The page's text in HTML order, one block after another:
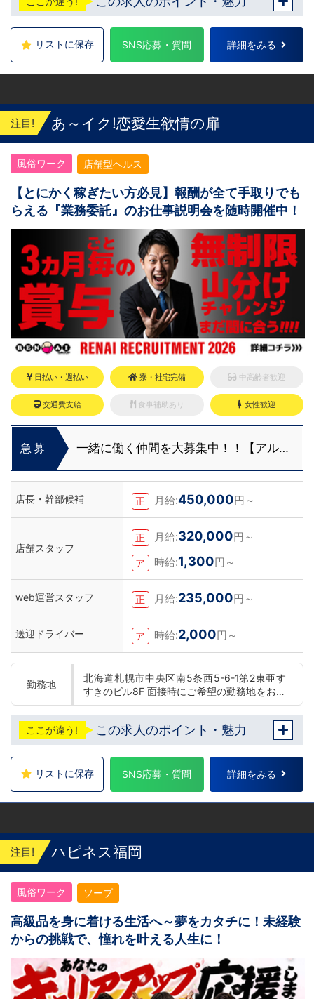
リストに保存 SNS応募・質問 詳細をみる
注目! あ～イク!恋愛生欲情の扉
風俗ワーク 店舗型ヘルス
【とにかく稼ぎたい方必見】報酬が全て手取りでも
らえる『業務委託』のお仕事説明会を随時開催中！
日払い・週払い 寮・社宅完備 中高齢者歓迎
交通費支給 食事補助あり 女性歓迎
急募
一緒に働く仲間を大募集中！！【アルバ
店長・幹部候補 正 月給:450,000円～
店舗スタッフ
正 月給:320,000円～
ア 時給:1,300円～
web運営スタッフ 正 月給:235,000円～
送迎ドライバー ア 時給:2,000円～
勤務地
北海道札幌市中央区南5条西5-6-1第2東亜す
すきのビル8F 面接時にご希望の勤務地をお伺
いし、配属店舗を決定いたします。 入社後の
転勤についても希望を考慮いたします。 ■土
浦エリア：茨城県土浦市桜町 ・JR常磐線土浦
駅 ■横浜エリア：神奈川県横浜市中区 ・京急
線黄金町駅、日ノ出町駅 ・市営地下鉄阪東橋
駅、伊勢佐木長者町駅 ・JR横浜線関内駅 ■
ここが違う! この求人のポイント・魅力
リストに保存 SNS応募・質問 詳細をみる
注目! ハピネス福岡
風俗ワーク ソープ
高級品を身に着ける生活へ～夢をカタチに！未経験
からの挑戦で、憧れを叶える人生に！